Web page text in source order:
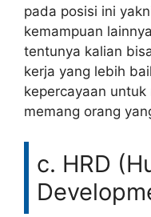
pada posisi ini
kemampuan
tentunya kalian
kerja yang lebih
kepercayaan
memang orang
c. HRD